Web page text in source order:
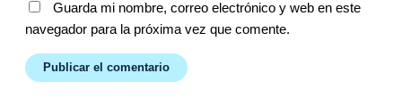
Guarda mi nombre, correo electrónico y web en este
navegador para la próxima vez que comente.